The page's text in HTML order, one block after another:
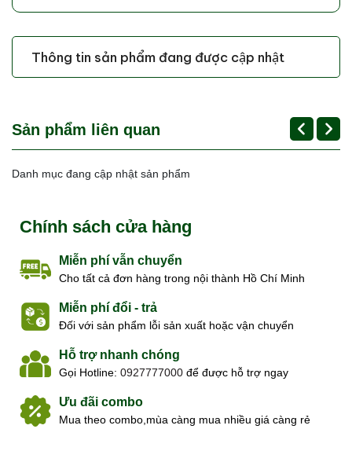
Thông tin sản phẩm đang được cập nhật
Sản phẩm liên quan
Danh mục đang cập nhật sản phẩm
Chính sách cửa hàng
Miễn phí vẫn chuyển
Cho tất cả đơn hàng trong nội thành Hồ Chí Minh
Miễn phí đổi - trả
Đối với sản phẩm lỗi sản xuất hoặc vận chuyển
Hỗ trợ nhanh chóng
Gọi Hotline: 0927777000 để được hỗ trợ ngay
Ưu đãi combo
Mua theo combo,mùa càng mua nhiều giá càng rẻ